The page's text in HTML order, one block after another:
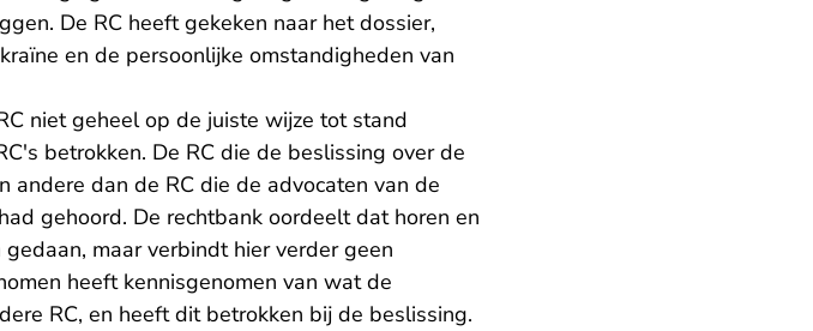
De RC heeft gekeken naar het dossier,
en de persoonlijke omstandigheden van
niet geheel op de juiste wijze tot stand
betrokken. De RC die de beslissing over de
dan de RC die de advocaten van de
gehoord. De rechtbank oordeelt dat horen en
maar verbindt hier verder geen
heeft kennisgenomen van wat de
RC, en heeft dit betrokken bij de beslissing.